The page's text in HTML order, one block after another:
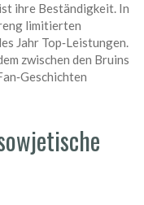
ihre Beständigkeit. In
limitierten
Jahr Top‑Leistungen.
zwischen den Bruins